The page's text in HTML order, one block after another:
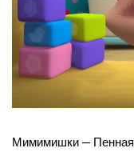
Мимимишки —